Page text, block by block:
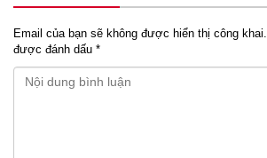
Email của bạn sẽ không được hiển thị công khai.
được đánh dấu *